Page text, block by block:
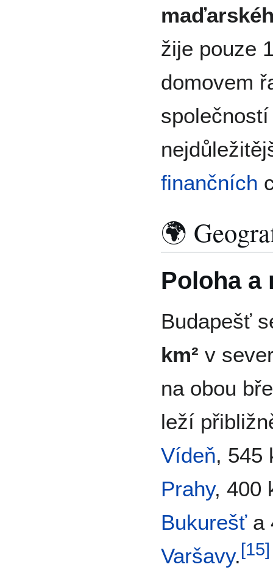
žije pouze
domovem
finančních
🌍
Poloha a
Budapešť
km² v
na obou
leží
Vídeň, 545
Prahy, 400
Bukurešťa
Varšavy.[15]